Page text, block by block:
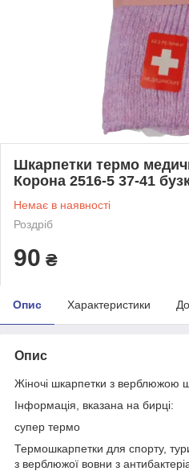
Шкарпетки термо
Корона 2516-5 37-41
Немає в наявності
Роздріб
90 ₴
Опис Характеристики
Опис
Жіночі шкарпетки з верблюжою
Інформація, вказана на бирці:
супер термо
Термошкарпетки для спорту,
з верблюжої вовни з